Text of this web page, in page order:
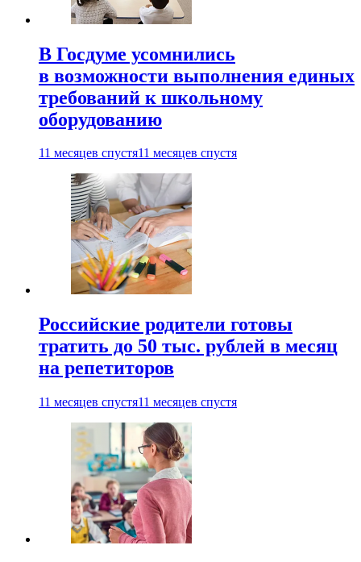
В Госдуме усомнились
в возможности выполнения единых
требований к школьному
оборудованию
11 месяцев спустя11 месяцев спустя
Российские родители готовы
тратить до 50 тыс. рублей в месяц
на репетиторов
11 месяцев спустя11 месяцев спустя